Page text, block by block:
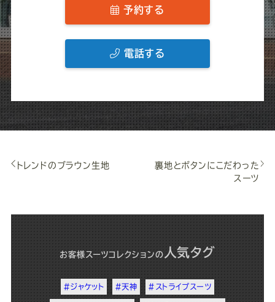
予約する
電話する
トレンドのブラウン生地
裏地とボタンにこだわった
スーツ
お客様スーツコレクションの 人気タグ
#ジャケット #天神 #ストライプスーツ